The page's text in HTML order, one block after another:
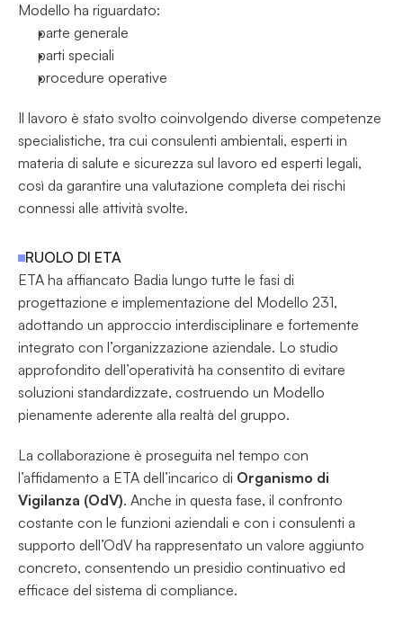
Modello ha riguardato:
parte generale
parti speciali
procedure operative
Il lavoro è stato svolto coinvolgendo diverse competenze
specialistiche, tra cui consulenti ambientali, esperti in
materia di salute e sicurezza sul lavoro ed esperti legali,
così da garantire una valutazione completa dei rischi
connessi alle attività svolte.
RUOLO DI ETA
ETA ha affiancato Badia lungo tutte le fasi di
progettazione e implementazione del Modello 231,
adottando un approccio interdisciplinare e fortemente
integrato con l’organizzazione aziendale. Lo studio
approfondito dell’operatività ha consentito di evitare
soluzioni standardizzate, costruendo un Modello
pienamente aderente alla realtà del gruppo.
La collaborazione è proseguita nel tempo con
l’affidamento a ETA dell’incarico di Organismo di
Vigilanza (OdV). Anche in questa fase, il confronto
costante con le funzioni aziendali e con i consulenti a
supporto dell’OdV ha rappresentato un valore aggiunto
concreto, consentendo un presidio continuativo ed
efficace del sistema di compliance.